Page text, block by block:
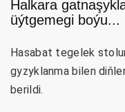
Halkara
üýtgemegi boýu...
Hasabat tegelek
gyzyklanma bilen
berildi.